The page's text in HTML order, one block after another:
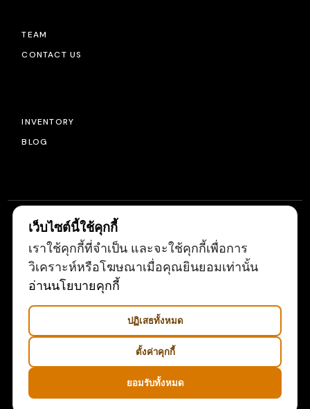
TEAM
CONTACT US
INVENTORY
BLOG
© 2022LIGHTSOURCE, ALL RIGHTS RESERVED
เว็บไซต์นี้ใช้คุกกี้
เราใช้คุกกี้ที่จำเป็น และจะใช้คุกกี้เพื่อการ
วิเคราะห์หรือโฆษณาเมื่อคุณยินยอมเท่านั้น
อ่านนโยบายคุกกี้
ปฏิเสธทั้งหมด
ตั้งค่าคุกกี้
ยอมรับทั้งหมด